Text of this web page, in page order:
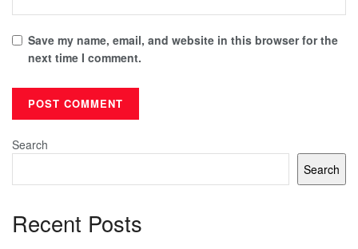
Save my name, email, and website in this browser for the
next time I comment.
Search
Search
Recent Posts